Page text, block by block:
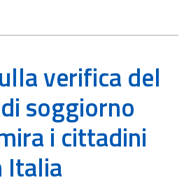
verifica del
soggiorno
i cittadini
Italia